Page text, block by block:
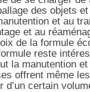
des objets
et au
et au
de la formule
reste
la manutention
offrent même
d’un certain